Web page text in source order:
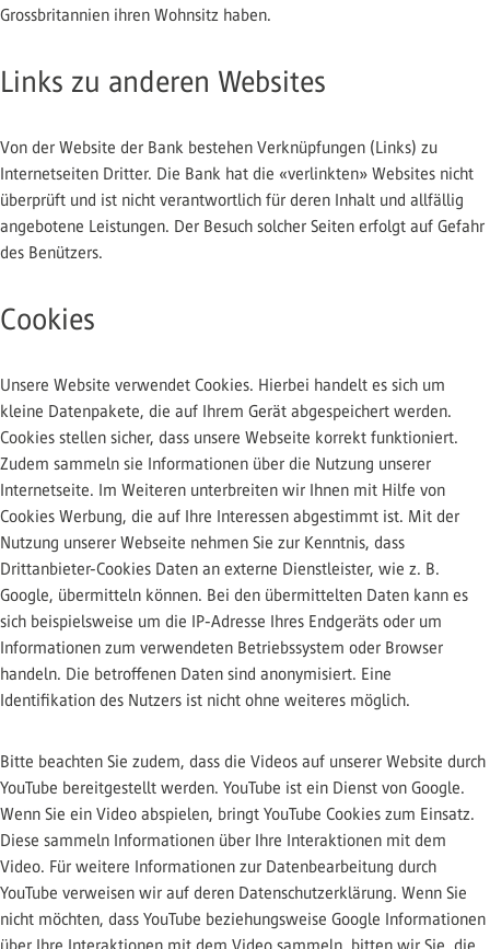
Grossbritannien ihren Wohnsitz haben.
Links zu anderen Websites
Von der Website der Bank bestehen Verknüpfungen (Links) zu
Internetseiten Dritter. Die Bank hat die «verlinkten» Websites nicht
überprüft und ist nicht verantwortlich für deren Inhalt und allfällig
angebotene Leistungen. Der Besuch solcher Seiten erfolgt auf Gefahr
des Benützers.
Cookies
Unsere Website verwendet Cookies. Hierbei handelt es sich um
kleine Datenpakete, die auf Ihrem Gerät abgespeichert werden.
Cookies stellen sicher, dass unsere Webseite korrekt funktioniert.
Zudem sammeln sie Informationen über die Nutzung unserer
Internetseite. Im Weiteren unterbreiten wir Ihnen mit Hilfe von
Cookies Werbung, die auf Ihre Interessen abgestimmt ist. Mit der
Nutzung unserer Webseite nehmen Sie zur Kenntnis, dass
Drittanbieter-Cookies Daten an externe Dienstleister, wie z. B.
Google, übermitteln können. Bei den übermittelten Daten kann es
sich beispielsweise um die IP-Adresse Ihres Endgeräts oder um
Informationen zum verwendeten Betriebssystem oder Browser
handeln. Die betroffenen Daten sind anonymisiert. Eine
Identifikation des Nutzers ist nicht ohne weiteres möglich.
Bitte beachten Sie zudem, dass die Videos auf unserer Website durch
YouTube bereitgestellt werden. YouTube ist ein Dienst von Google.
Wenn Sie ein Video abspielen, bringt YouTube Cookies zum Einsatz.
Diese sammeln Informationen über Ihre Interaktionen mit dem
Video. Für weitere Informationen zur Datenbearbeitung durch
YouTube verweisen wir auf deren Datenschutzerklärung. Wenn Sie
nicht möchten, dass YouTube beziehungsweise Google Informationen
über Ihre Interaktionen mit dem Video sammeln, bitten wir Sie, die